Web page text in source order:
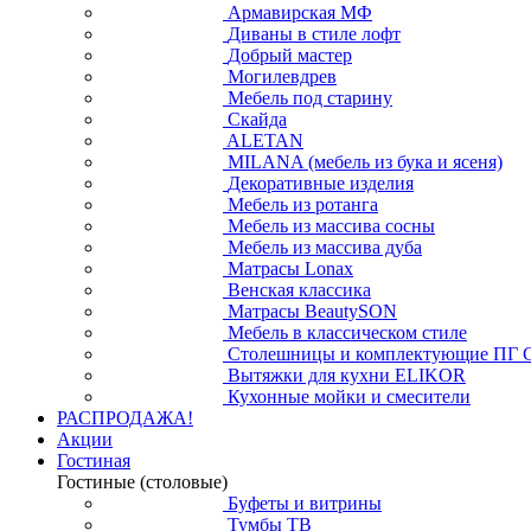
Армавирская МФ
Диваны в стиле лофт
Добрый мастер
Могилевдрев
Мебель под старину
Скайда
ALETAN
MILANA (мебель из бука и ясеня)
Декоративные изделия
Мебель из ротанга
Мебель из массива сосны
Мебель из массива дуба
Матрасы Lonax
Венская классика
Матрасы BeautySON
Мебель в классическом стиле
Столешницы и комплектующие ПГ
Вытяжки для кухни ELIKOR
Кухонные мойки и смесители
РАСПРОДАЖА!
Акции
Гостиная
Гостиные (столовые)
Буфеты и витрины
Тумбы ТВ